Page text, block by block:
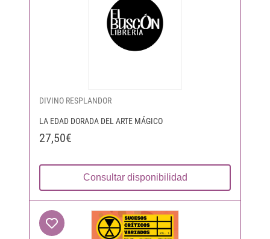
DIVINO RESPLANDOR
LA EDAD DORADA DEL ARTE MÁGICO
27,50€
Consultar disponibilidad